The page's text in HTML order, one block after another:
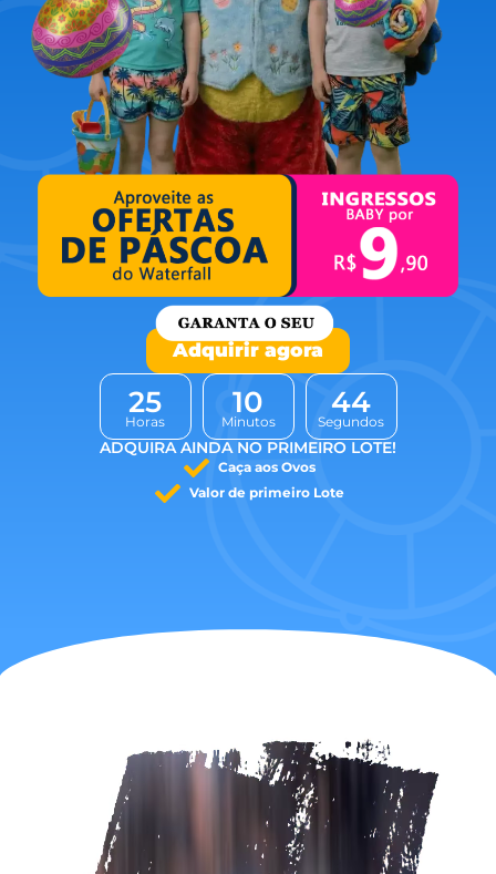
Adquirir agora
25
Horas
10
Minutos
43
Segundos
ADQUIRA AINDA NO PRIMEIRO LOTE!
Caça aos Ovos
Valor de primeiro Lote